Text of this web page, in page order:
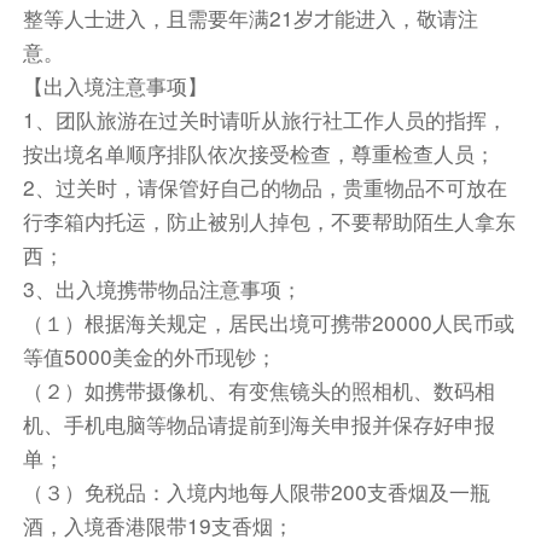
于酒店自助餐厅享用自助早餐（每间为双早，儿童
注：如遇行程出发时间影响无法在酒店用餐，请自
备早餐，导游现退早餐费15元/成人。
酒店接车后前往珠海公路口岸，下车后过关转坐金
巴“车游览走港珠澳大桥”前往香港。
乘巴士前往【黄大仙祠】，（因团队从各个城市出
领队的指示，避免上错车），
西九文化区之艺术公园,香港新晋网红打卡景点。
故宫博物馆外观。
午餐-茶餐厅套餐或香港本地酒楼 约50元/人餐标
尖沙咀DFS商圈自由活动.
天星小轮观维港,远观摩天轮,会展中心新翼和金紫
荆广场,维多利亚港的地标建筑。
太平山顶是香港最高点，游客必到。乘车可抵达，
整等人士进入，且需要年满21岁才能进入，敬请注
意。
【出入境注意事项】
1、团队旅游在过关时请听从旅行社工作人员的指挥，
按出境名单顺序排队依次接受检查，尊重检查人员；
2、过关时，请保管好自己的物品，贵重物品不可放在
行李箱内托运，防止被别人掉包，不要帮助陌生人拿东
西；
3、出入境携带物品注意事项；
（１）根据海关规定，居民出境可携带20000人民币或
等值5000美金的外币现钞；
（２）如携带摄像机、有变焦镜头的照相机、数码相
机、手机电脑等物品请提前到海关申报并保存好申报
单；
（３）免税品：入境内地每人限带200支香烟及一瓶
酒，入境香港限带19支香烟；